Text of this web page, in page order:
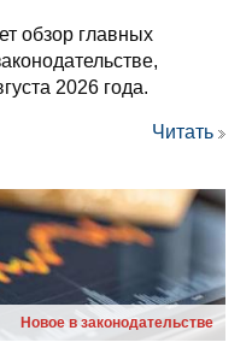
обзор главных
2026 года.
Читать
Новое в законодательстве